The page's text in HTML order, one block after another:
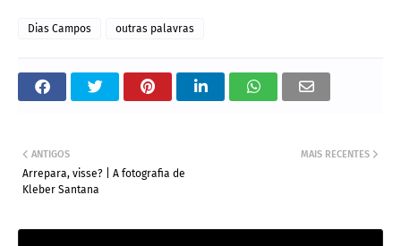
Dias Campos outras palavras
MAIS RECENTES
ANTIGOS
Arrepara, visse? | A fotografia de
Kleber Santana